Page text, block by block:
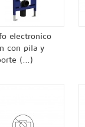
electronico
con pila y
(...)